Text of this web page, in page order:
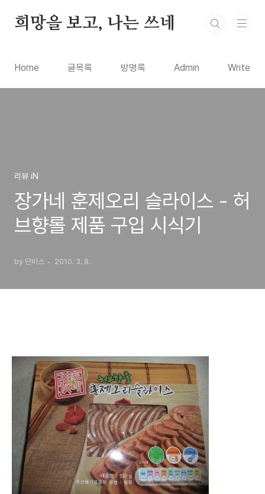
희망을 보고, 나는 쓰네
Home 글목록 방명록 Admin Write
리뷰 iN
장가네 훈제오리 슬라이스 - 허
브향롤 제품 구입 시식기
by 단비스 2010. 3. 8.